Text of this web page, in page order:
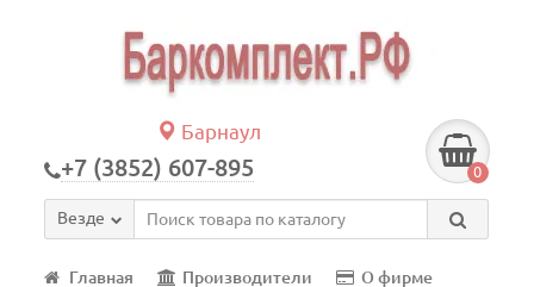
Барнаул
+7 (3852) 607-895 0
Везде
Главная Производители
О фирме